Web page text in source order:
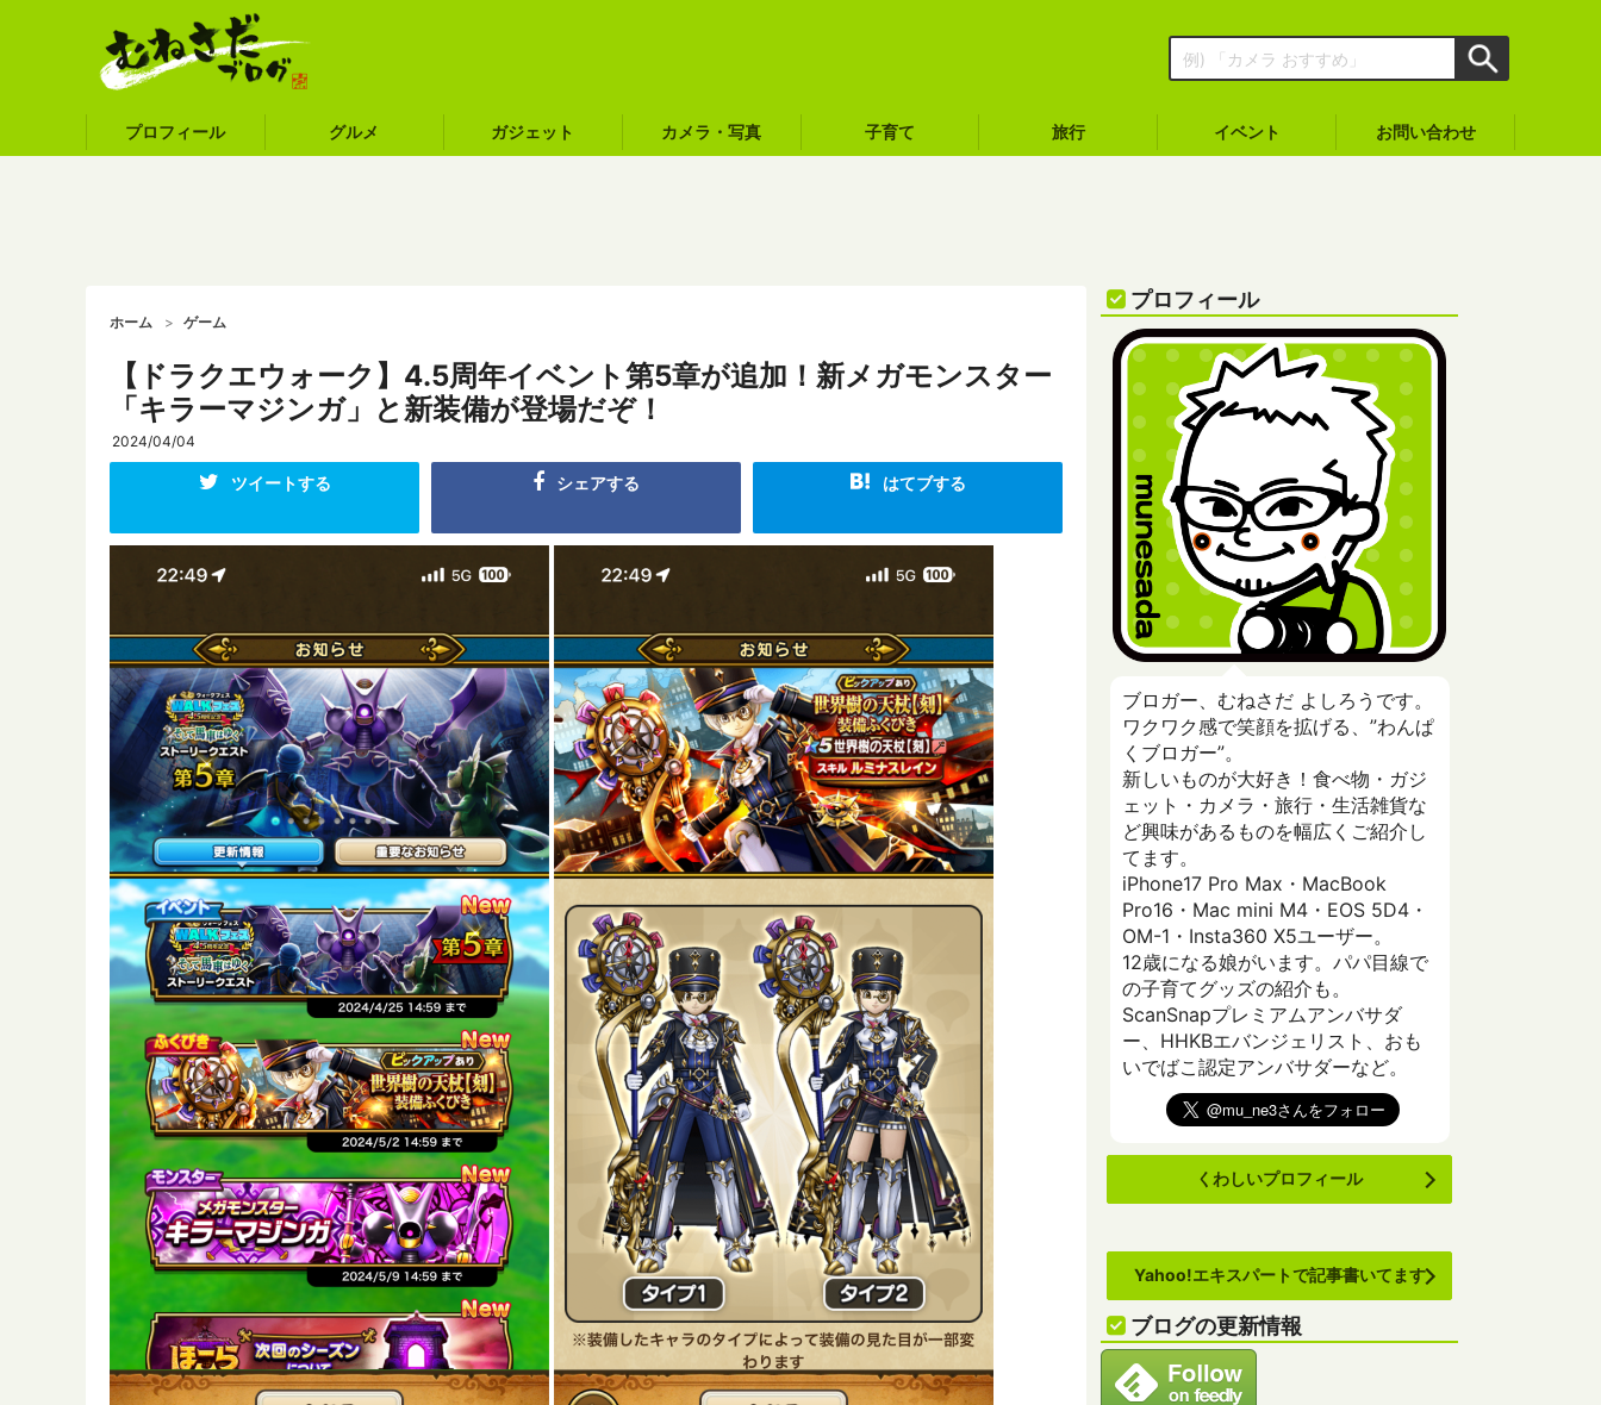
プロフィール グルメ ガジェット カメラ・写真 子育て 旅行 イベント お問い合わせ
ホーム ゲーム
【ドラクエウォーク】4.5周年イベント第5章が追加！新メガモンスター
「キラーマジンガ」と新装備が登場だぞ！
2024/04/04
ツイートする シェアする はてブする
プロフィール
ブロガー、むねさだ よしろうです。
ワクワク感で笑顔を拡げる、”わんぱ
くブロガー”。
新しいものが大好き！食べ物・ガジ
ェット・カメラ・旅行・生活雑貨な
ど興味があるものを幅広くご紹介し
てます。
iPhone17 Pro Max・MacBook
Pro16・Mac mini M4・EOS 5D4・
OM-1・Insta360 X5ユーザー。
12歳になる娘がいます。パパ目線で
の子育てグッズの紹介も。
ScanSnapプレミアムアンバサダ
ー、HHKBエバンジェリスト、おも
いでばこ認定アンバサダーなど。
くわしいプロフィール
Yahoo!エキスパートで記事書いてます
ブログの更新情報